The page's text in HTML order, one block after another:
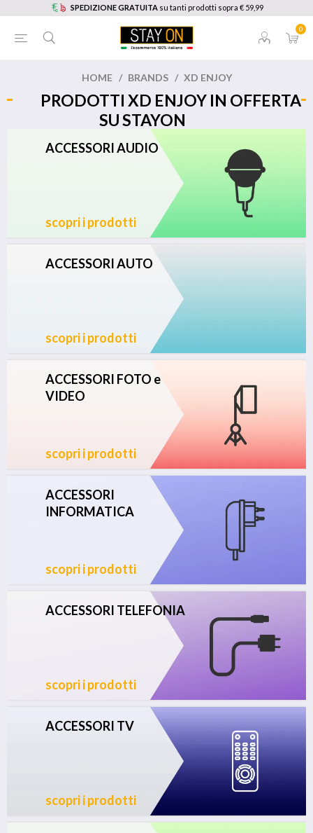
SPEDIZIONE GRATUITA su tanti prodotti sopra € 59,99
0
HOME / BRANDS / XD ENJOY
PRODOTTI XD ENJOY IN OFFERTA
SU STAYON
ACCESSORI AUDIO
scopri i prodotti
ACCESSORI AUTO
scopri i prodotti
ACCESSORI FOTO e
VIDEO
scopri i prodotti
ACCESSORI
INFORMATICA
scopri i prodotti
ACCESSORI TELEFONIA
scopri i prodotti
ACCESSORI TV
scopri i prodotti